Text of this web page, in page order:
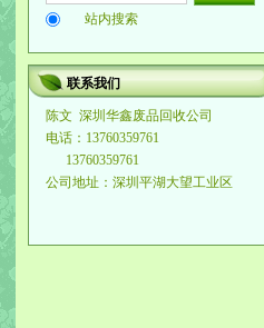
站内搜索
联系我们
陈文 深圳华鑫废品回收公司
电话：13760359761
13760359761
公司地址：深圳平湖大望工业区